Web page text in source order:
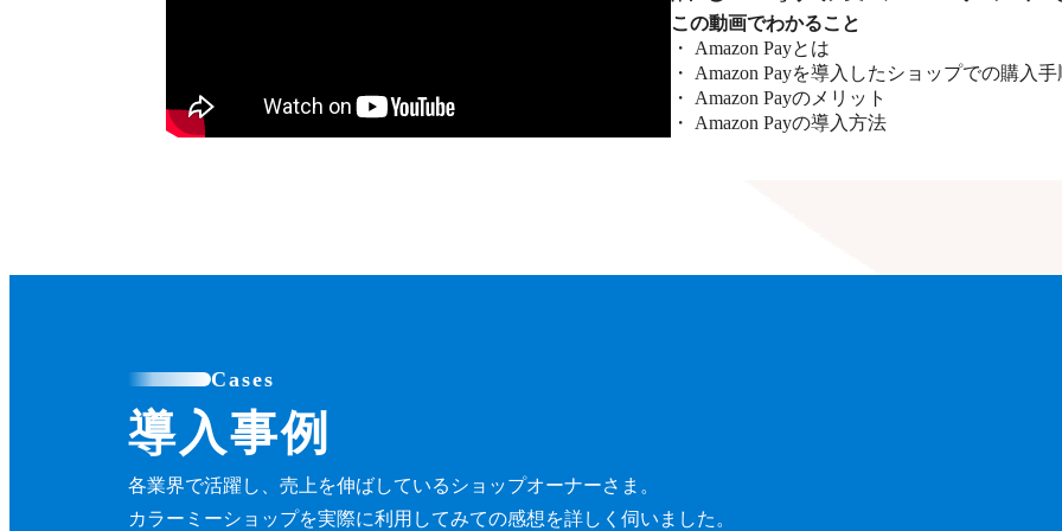
この動画でわかること
・ Amazon Payとは
・ Amazon Payを導入したショップでの購入手
・ Amazon Payのメリット
・ Amazon Payの導入方法
Cases
導入事例
各業界で活躍し、売上を伸ばしているショップオーナーさま。
カラーミーショップを実際に利用してみての感想を詳しく伺いました。